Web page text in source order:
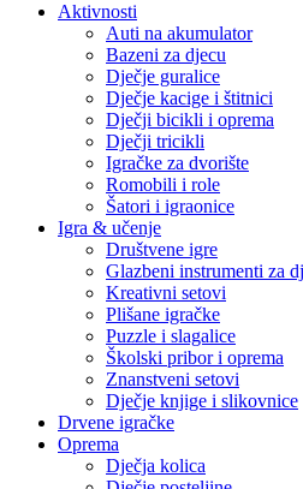
Aktivnosti
Auti na akumulator
Bazeni za djecu
Dječje guralice
Dječje kacige i štitnici
Dječji bicikli i oprema
Dječji tricikli
Igračke za dvorište
Romobili i role
Šatori i igraonice
Igra & učenje
Društvene igre
Glazbeni instrumenti za
Kreativni setovi
Plišane igračke
Puzzle i slagalice
Školski pribor i oprema
Znanstveni setovi
Dječje knjige i slikovnice
Drvene igračke
Oprema
Dječja kolica